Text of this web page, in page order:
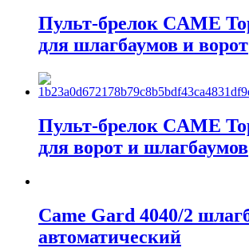
Пульт-брелок CAME
для шлагбаумов и ворот
Пульт-брелок CAME
для ворот и шлагбаумов
Came Gard 4040/2
автоматический